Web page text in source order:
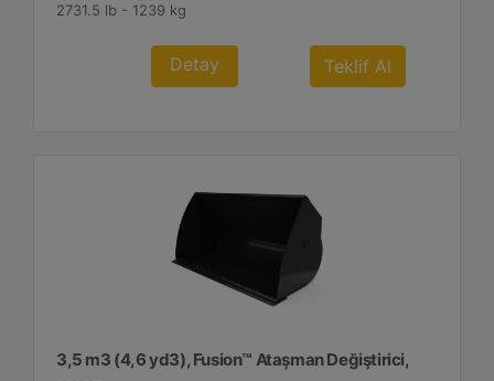
2731.5 lb - 1239 kg
Detay Teklif Al
3,5 m3 (4,6 yd3), Fusion™ Ataşman Değiştirici,